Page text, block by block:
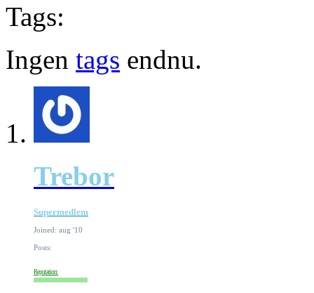
Tags:
Ingen tags endnu.
Trebor
Supermedlem
Joined: aug '10
Posts:
Reputation: